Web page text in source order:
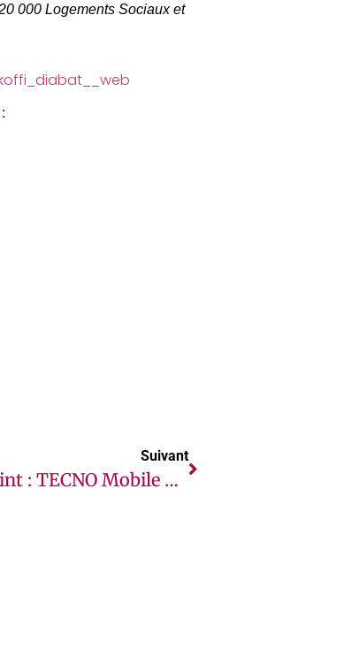
000 Logements Sociaux et
Suivant
Contrepoint : TECNO Mobile Est En Tête De La Photographie Améliorée Par L’intelligence Artificielle, Comme En Témoigne Son Tout Nouveau CAMON17 Pro.